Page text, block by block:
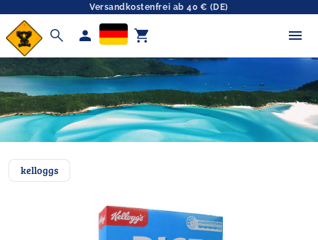
Versandkostenfrei ab 40 € (DE)
search person shopping_cart
kelloggs